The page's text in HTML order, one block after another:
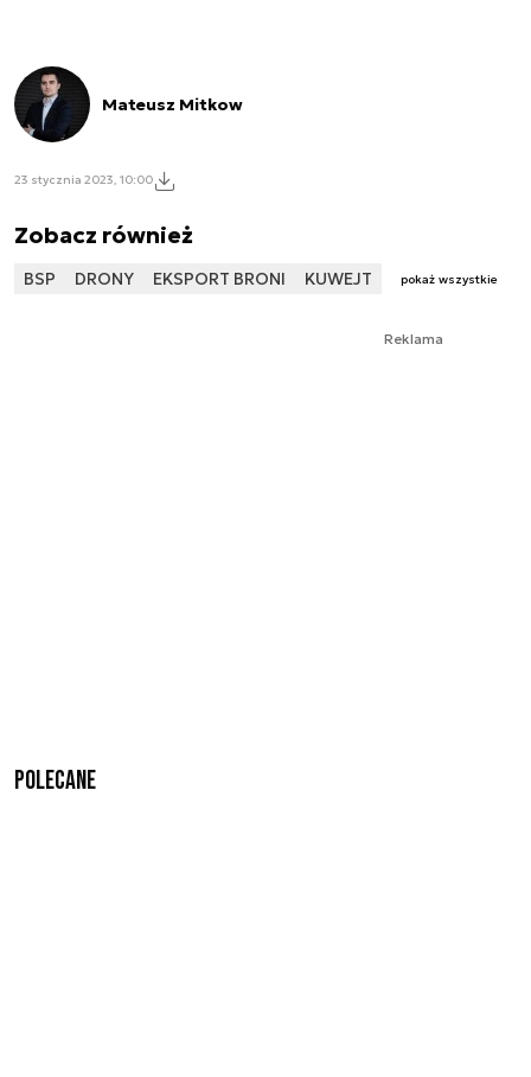
Mateusz Mitkow
23 stycznia 2023, 10:00
Zobacz również
BSP DRONY EKSPORT BRONI KUWEJT pokaż wszystkie
Reklama
Polecane